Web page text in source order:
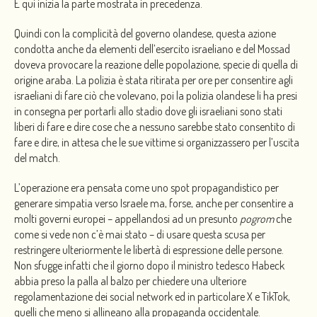
E qui inizia la parte mostrata in precedenza.
Quindi con la complicità del governo olandese, questa azione
condotta anche da elementi dell’esercito israeliano e del Mossad
doveva provocare la reazione delle popolazione, specie di quella di
origine araba. La polizia è stata ritirata per ore per consentire agli
israeliani di fare ciò che volevano, poi la polizia olandese li ha presi
in consegna per portarli allo stadio dove gli israeliani sono stati
liberi di fare e dire cose che a nessuno sarebbe stato consentito di
fare e dire, in attesa che le sue vittime si organizzassero per l’uscita
del match.
L’operazione era pensata come uno spot propagandistico per
generare simpatia verso Israele ma, forse, anche per consentire a
molti governi europei – appellandosi ad un presunto pogromche
come si vede non c’è mai stato – di usare questa scusa per
restringere ulteriormente le libertà di espressione delle persone.
Non sfugge infatti che il giorno dopo il ministro tedesco Habeck
abbia preso la palla al balzo per chiedere una ulteriore
regolamentazione dei social network ed in particolare X e TikTok,
quelli che meno si allineano alla propaganda occidentale.